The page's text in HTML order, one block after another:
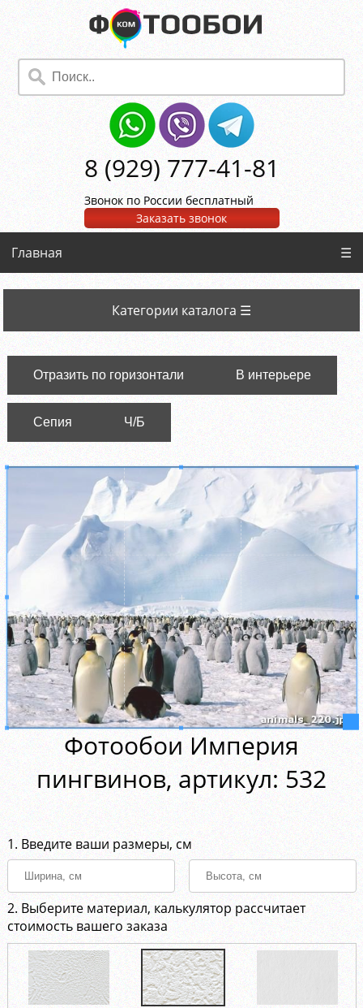
8 (929) 777-41-81
Звонок по России бесплатный
Заказать звонок
Главная ☰
Категории каталога ☰
Отразить по горизонтали В интерьере
Сепия Ч/Б
Фотообои Империя
пингвинов, aртикул: 532
1. Введите ваши размеры, см
2. Выберите материал, калькулятор рассчитает
стоимость вашего заказа